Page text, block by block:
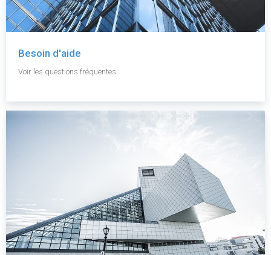
Besoin d'aide
Voir les questions fréquentes.